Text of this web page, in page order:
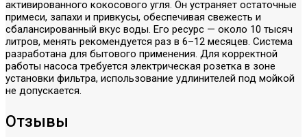
активированного кокосового угля. Он устраняет остаточные
примеси, запахи и привкусы, обеспечивая свежесть и
сбалансированный вкус воды. Его ресурс — около 10 тысяч
литров, менять рекомендуется раз в 6–12 месяцев. Система
разработана для бытового применения. Для корректной
работы насоса требуется электрическая розетка в зоне
установки фильтра, использование удлинителей под мойкой
не допускается.
Отзывы